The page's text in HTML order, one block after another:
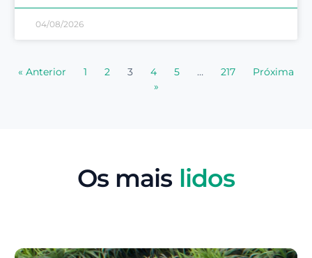
04/08/2026
« Anterior 1 2 3 4 5 … 217
Próxima
»
Os mais lidos